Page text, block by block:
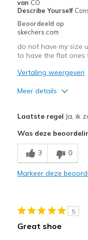
van CO
Describe Yourself
Beoordeeld op
skechers.com
do not have my size
to have the flat ones
Vertaling weergeven
Meer details
Minpunten
Wear Out Quickly
Sizing
Laatste regel Ja, ik
Was deze
3 0
Markeer deze
5
Great shoe